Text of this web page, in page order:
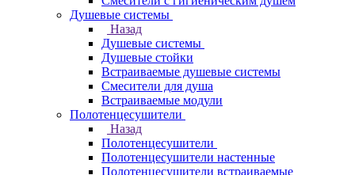
Душевые системы
Назад
Душевые системы
Душевые стойки
Встраиваемые душевые системы
Смесители для душа
Встраиваемые модули
Полотенцесушители
Назад
Полотенцесушители
Полотенцесушители настенные
Полотенцесушители встраиваемые